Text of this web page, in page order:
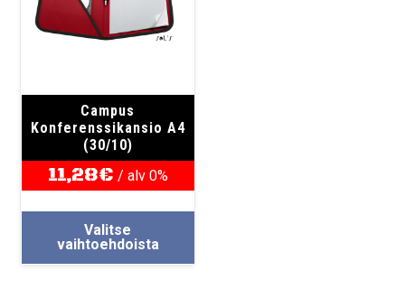
Campus
Konferenssikansio A4
(30/10)
11,28€ / alv 0%
Valitse
vaihtoehdoista
Tällä